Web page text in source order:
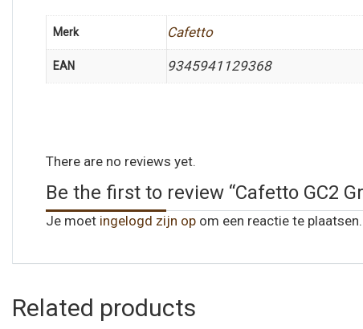
Merk Cafetto
EAN 9345941129368
There are no reviews yet.
Be the first to review “Cafetto GC2
Je moet ingelogd zijn op om een reactie te plaatsen.
Related products